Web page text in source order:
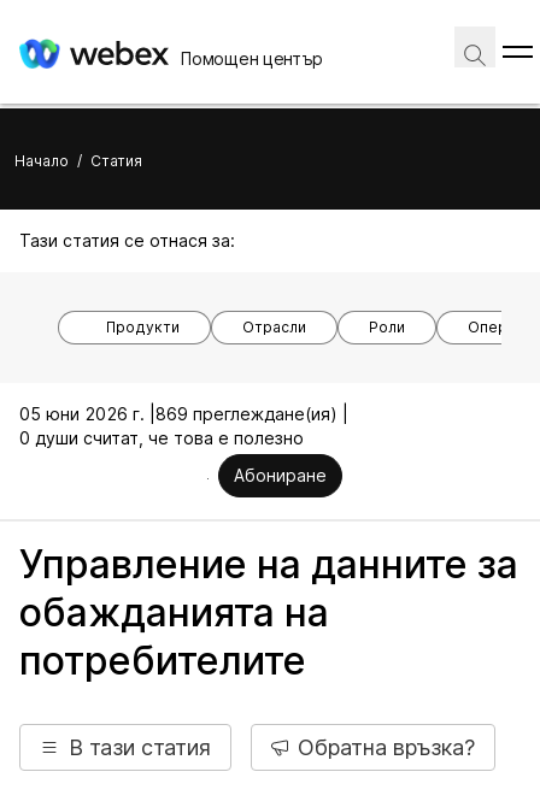
Помощен център
Начало / Статия
Тази статия се отнася за:
Продукти Отрасли Роли
05 юни 2026 г. | 869 преглеждане(ия) |
0 души считат, че това е полезно
Абониране
Управление на данните за
обажданията на
потребителите
В тази статия Обратна връзка?